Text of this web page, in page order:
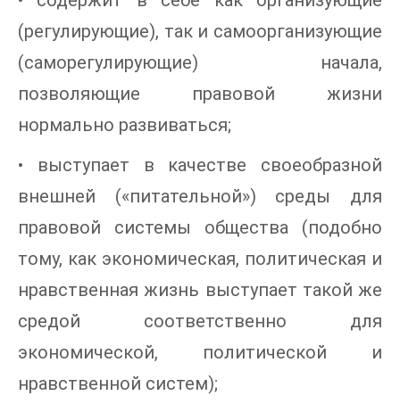
(регулирующие), так и самоорганизующие
(саморегулирующие) начала,
позволяющие правовой жизни
нормально развиваться;
• выступает в качестве своеобразной
внешней («питательной») среды для
правовой системы общества (подобно
тому, как экономическая, политическая и
нравственная жизнь выступает такой же
средой соответственно для
экономической, политической и
нравственной систем);